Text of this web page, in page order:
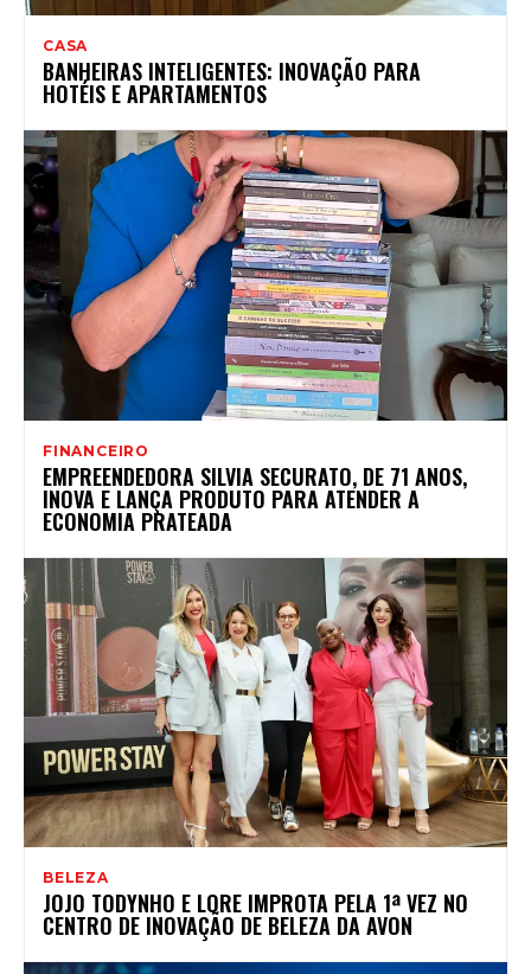
CASA
BANHEIRAS INTELIGENTES: INOVAÇÃO PARA
HOTÉIS E APARTAMENTOS
FINANCEIRO
EMPREENDEDORA SILVIA SECURATO, DE 71 ANOS,
INOVA E LANÇA PRODUTO PARA ATENDER A
ECONOMIA PRATEADA
BELEZA
JOJO TODYNHO E LORE IMPROTA PELA 1ª VEZ NO
CENTRO DE INOVAÇÃO DE BELEZA DA AVON